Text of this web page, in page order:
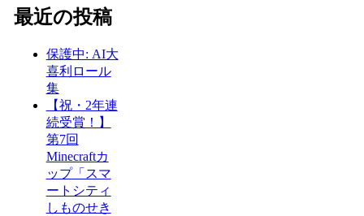
最近の投稿
保護中: AI大
喜利ロール
集
【祝・2年連
続受賞！】
第7回
Minecraftカ
ップ「スマ
ートシティ
しものせき